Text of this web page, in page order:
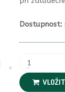
Dostupnost: